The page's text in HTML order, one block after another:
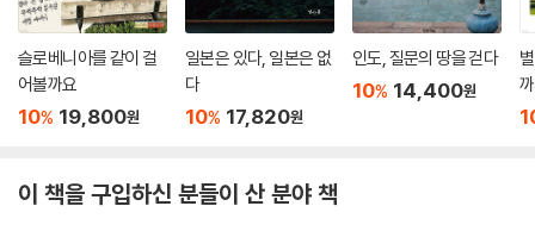
슬로베니아를 같이 걸
어볼까요
10% 19,800원
일본은 있다, 일본은 없
다
10% 17,820원
인도, 질문의 땅을 걷다
10% 14,400원
이 책을 구입하신 분들이 산 분야 책